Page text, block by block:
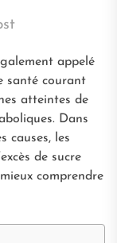
appelé
santé courant
atteintes de
Dans
causes, les
de sucre
comprendre